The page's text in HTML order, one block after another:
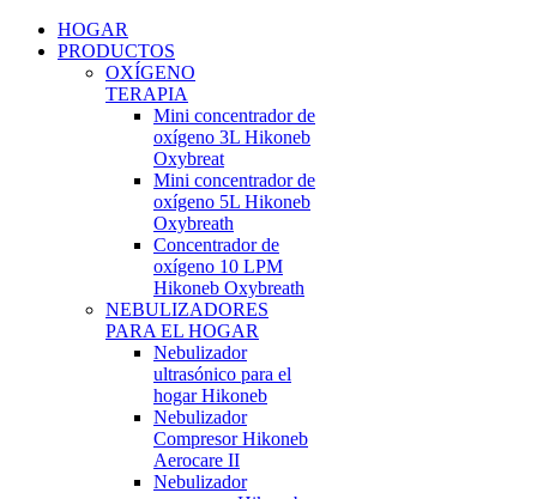
HOGAR
PRODUCTOS
OXÍGENO
TERAPIA
Mini concentrador de
oxígeno 3L Hikoneb
Oxybreat
Mini concentrador de
oxígeno 5L Hikoneb
Oxybreath
Concentrador de
oxígeno 10 LPM
Hikoneb Oxybreath
NEBULIZADORES
PARA EL HOGAR
Nebulizador
ultrasónico para el
hogar Hikoneb
Nebulizador
Compresor Hikoneb
Aerocare II
Nebulizador